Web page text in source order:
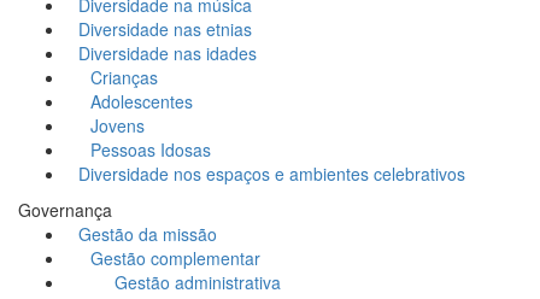
Diversidade nas etnias
Diversidade nas idades
Crianças
Adolescentes
Jovens
Pessoas Idosas
Diversidade nos espaços e ambientes celebrativos
Governança
Gestão da missão
Gestão complementar
Gestão administrativa